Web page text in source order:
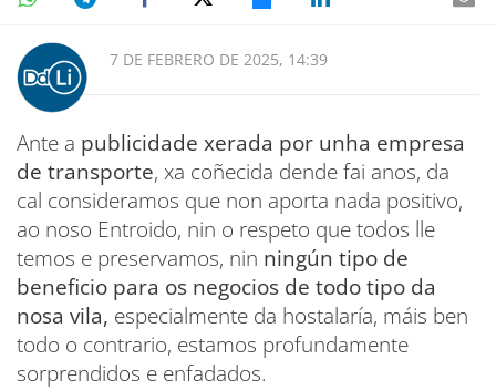
7 DE FEBRERO DE 2025, 14:39
Ante a publicidade xerada por unha empresa
de transporte, xa coñecida dende fai anos, da
cal consideramos que non aporta nada positivo,
ao noso Entroido, nin o respeto que todos lle
temos e preservamos, nin ningún tipo de
beneficio para os negocios de todo tipo da
nosa vila, especialmente da hostalaría, máis ben
todo o contrario, estamos profundamente
sorprendidos e enfadados.